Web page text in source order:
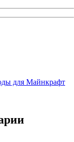
для Майнкрафт